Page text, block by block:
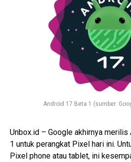
Android 17 Beta 1 (sumber:
Unbox.id – Google akhirnya merilis
1 untuk perangkat Pixel hari ini.
Pixel phone atau tablet, ini